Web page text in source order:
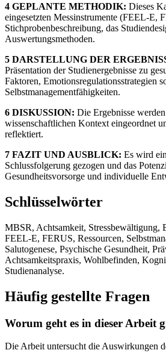
4 GEPLANTE METHODIK: Dieses
eingesetzten Messinstrumente (FEEL-E,
Stichprobenbeschreibung, das
Auswertungsmethoden.
5 DARSTELLUNG DER
Präsentation der Studienergebnisse zu
Faktoren, Emotionsregulationsstrategien
Selbstmanagementfähigkeiten.
6 DISKUSSION: Die Ergebnisse
wissenschaftlichen Kontext eingeordnet
reflektiert.
7 FAZIT UND AUSBLICK: Es wird
Schlussfolgerung gezogen und das
Gesundheitsvorsorge und individuelle
Schlüsselwörter
MBSR, Achtsamkeit, Stressbewältigung,
FEEL-E, FERUS, Ressourcen,
Salutogenese, Psychische Gesundheit,
Achtsamkeitspraxis, Wohlbefinden,
Studienanalyse.
Häufig gestellte Fragen
Worum geht es in dieser Arbeit
Die Arbeit untersucht die Auswirkungen